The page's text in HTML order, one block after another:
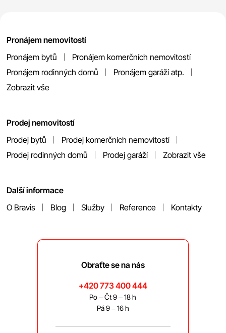
Pronájem nemovitostí
Pronájem bytů
Pronájem komerčních nemovitostí
Pronájem rodinných domů
Pronájem garáží atp.
Zobrazit vše
Prodej nemovitostí
Prodej bytů
Prodej komerčních nemovitostí
Prodej rodinných domů
Prodej garáží Zobrazit vše
Další informace
O Bravis
Blog Služby Reference Kontakty
Obraťte se na nás
+420 773 400 444
Po – Čt 9 – 18 h
Pá 9 – 16 h